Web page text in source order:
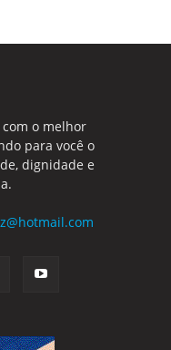
o melhor
para você o
dignidade e